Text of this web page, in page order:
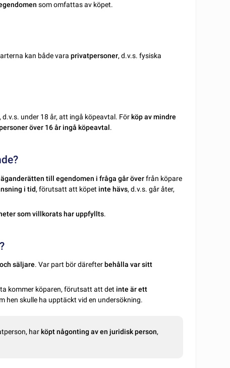
som omfattas av köpet.
kan både varaprivatpersoner, d.v.s. fysiska
, d.v.s. under 18 år, att ingå köpeavtal. För köp av mindre
över 16 år ingå köpeavtal.
äganderätten till egendomen i fråga går överfrån köpare
i tid, förutsatt att köpet inte hävs, d.v.s. går åter,
som villkorats har uppfyllts.
säljare. Var part bör därefter behålla var sitt
kommer köparen, förutsatt att det inte är ett
hen skulle ha upptäckt vid en undersökning.
har köpt någonting av en juridisk person,